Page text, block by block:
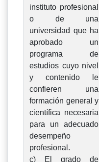
instituto profesional
o de una
universidad que ha
aprobado un
programa de
estudios cuyo nivel
y contenido le
confieren una
formación general y
científica necesaria
para un adecuado
desempeño
profesional.
c) El grado de